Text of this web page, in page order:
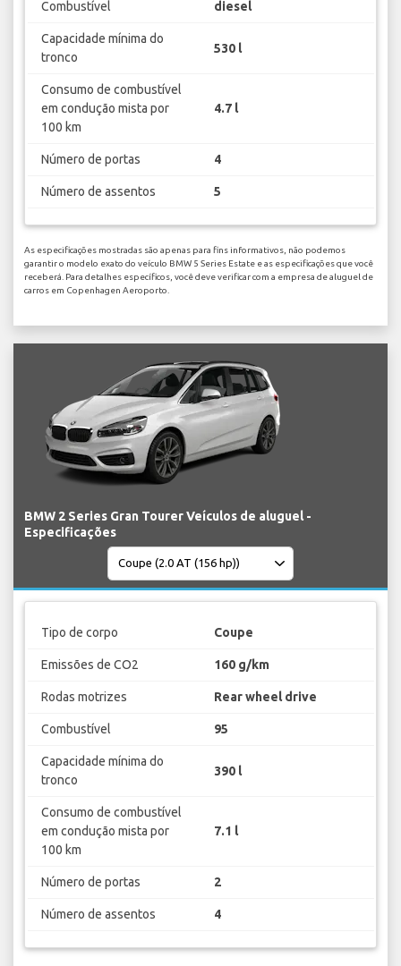
Combustível diesel
Capacidade mínima do
tronco
530 l
Consumo de combustível
em condução mista por
100 km
4.7 l
Número de portas 4
Número de assentos 5
As especificações mostradas são apenas para fins informativos, não podemos
garantir o modelo exato do veículo BMW 5 Series Estate e as especificações que você
receberá. Para detalhes específicos, você deve verificar com a empresa de aluguel de
carros em Copenhagen Aeroporto.
BMW 2 Series Gran Tourer Veículos de aluguel -
Especificações
Tipo de corpo Coupe
Emissões de CO2 160 g/km
Rodas motrizes Rear wheel drive
Combustível 95
Capacidade mínima do
tronco
390 l
Consumo de combustível
em condução mista por
100 km
7.1 l
Número de portas 2
Número de assentos 4